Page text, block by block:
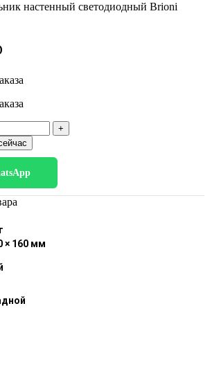
настенный светодиодный Brioni
× 160 мм